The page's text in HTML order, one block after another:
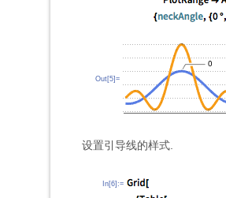
Out[5]=
设置引导线的样式.
In[6]:=